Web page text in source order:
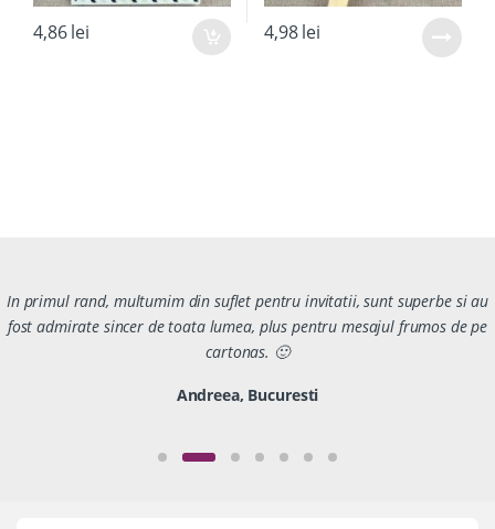
4,86lei 4,98lei
In primul rand, multumim din suflet pentru invitatii, sunt superbe si au
fost admirate sincer de toata lumea, plus pentru mesajul frumos de pe
cartonas. 🙂
Andreea, Bucuresti